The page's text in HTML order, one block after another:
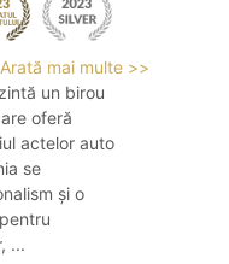
Arată mai multe >>
un birou
oferă
actelor auto
se
și o
...